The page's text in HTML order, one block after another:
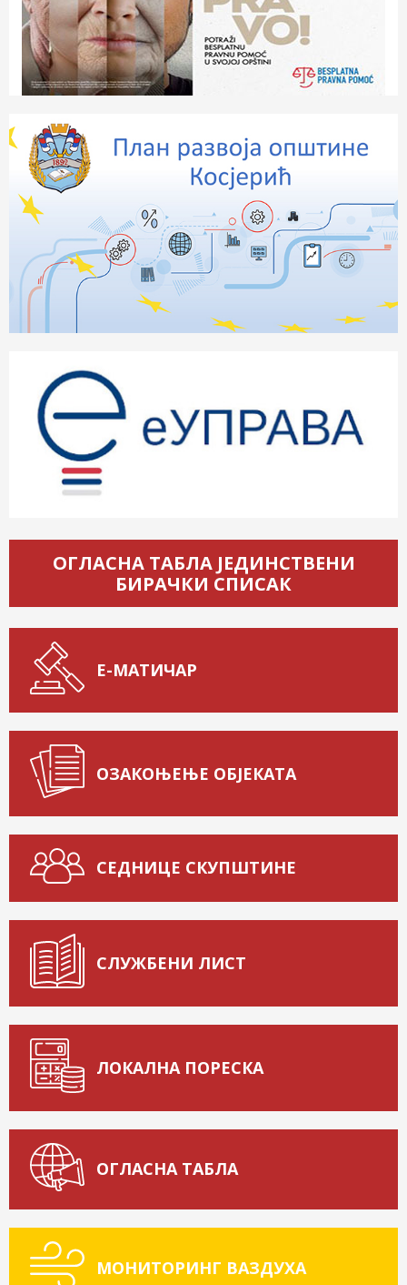
ОГЛАСНА ТАБЛА ЈЕДИНСТВЕНИ
БИРАЧКИ СПИСАК
Е-МАТИЧАР
ОЗАКОЊЕЊЕ ОБЈЕКАТА
СЕДНИЦЕ СКУПШТИНЕ
СЛУЖБЕНИ ЛИСТ
ЛОКАЛНА ПОРЕСКА
ОГЛАСНА ТАБЛА
МОНИТОРИНГ ВАЗДУХА